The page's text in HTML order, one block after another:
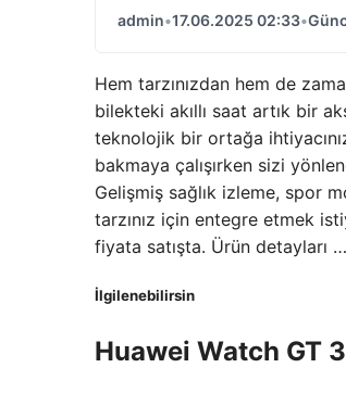
admin•17.06.2025 02:33•
Hem tarzınızdan hem de
bilekteki akıllı saat artık bir
teknolojik bir ortağa
bakmaya çalışırken sizi
Gelişmiş sağlık izleme, spor
tarzınız için entegre etmek
fiyata satışta. Ürün detayları …
İlgilenebilirsin
Huawei Watch GT